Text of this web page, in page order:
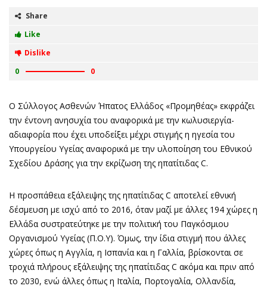
Share
Like
Dislike
0
0
Ο Σύλλογος Ασθενών Ήπατος Ελλάδος «Προμηθέας» εκφράζει
την έντονη ανησυχία του αναφορικά με την κωλυσιεργία-
αδιαφορία που έχει υποδείξει μέχρι στιγμής η ηγεσία του
Υπουργείου Υγείας αναφορικά με την υλοποίηση του Εθνικού
Σχεδίου Δράσης για την εκρίζωση της ηπατίτιδας C.
Η προσπάθεια εξάλειψης της ηπατίτιδας C αποτελεί εθνική
δέσμευση με ισχύ από το 2016, όταν μαζί με άλλες 194 χώρες η
Ελλάδα συστρατεύτηκε με την πολιτική του Παγκόσμιου
Οργανισμού Υγείας (Π.Ο.Υ). Όμως, την ίδια στιγμή που άλλες
χώρες όπως η Αγγλία, η Ισπανία και η Γαλλία, βρίσκονται σε
τροχιά πλήρους εξάλειψης της ηπατίτιδας C ακόμα και πριν από
το 2030, ενώ άλλες όπως η Ιταλία, Πορτογαλία, Ολλανδία,